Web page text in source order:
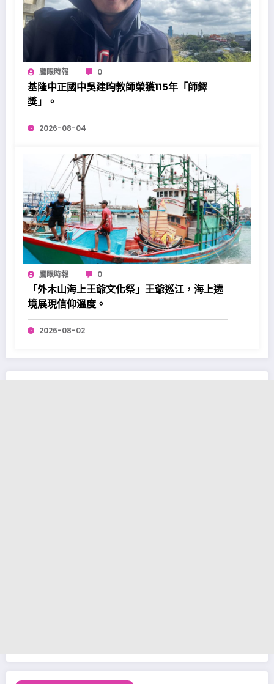
鷹眼時報 0
基隆中正國中吳建昀教師榮獲115年「師鐸
獎」。
2026-08-04
鷹眼時報 0
「外木山海上王爺文化祭」王爺巡江，海上遶
境展現信仰溫度。
2026-08-02